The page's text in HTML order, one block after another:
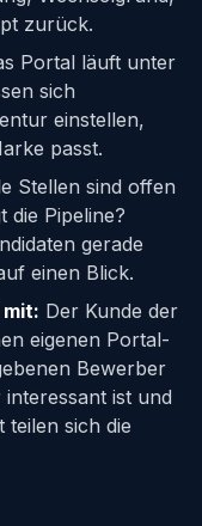
zurück.
Portal läuft unter
sich
einstellen,
passt.
Stellen sind offen
die Pipeline?
gerade
einen Blick.
Der Kunde der
eigenen Portal-
Bewerber
ist und
sich die